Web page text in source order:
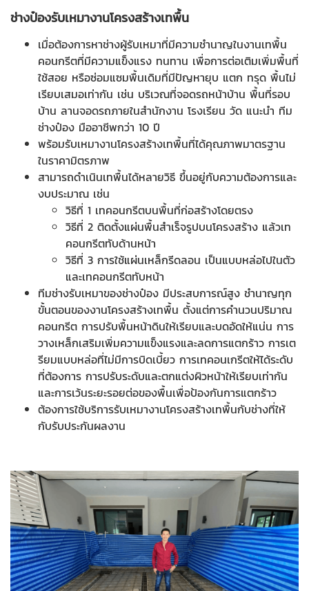
ช่างป๋องรับเหมางานโครงสร้างเทพื้น
เมื่อต้องการหาช่างผู้รับเหมาที่มีความชำนาญในงานเทพื้น
คอนกรีตที่มีความแข็งแรง ทนทาน เพื่อการต่อเติมเพิ่มพื้นที่
ใช้สอย หรือซ่อมแซมพื้นเดิมที่มีปัญหายุบ แตก ทรุด พื้นไม่
เรียบเสมอเท่ากัน เช่น บริเวณที่จอดรถหน้าบ้าน พื้นที่รอบ
บ้าน ลานจอดรถภายในสำนักงาน โรงเรียน วัด แนะนำ ทีม
ช่างป๋อง มืออาชีพกว่า 10 ปี
พร้อมรับเหมางานโครงสร้างเทพื้นที่ได้คุณภาพมาตรฐาน
ในราคามิตรภาพ
สามารถดำเนินเทพื้นได้หลายวิธี ขึ้นอยู่กับความต้องการและ
งบประมาณ เช่น
วิธีที่ 1 เทคอนกรีตบนพื้นที่ก่อสร้างโดยตรง
วิธีที่ 2 ติดตั้งแผ่นพื้นสำเร็จรูปบนโครงสร้าง แล้วเท
คอนกรีตทับด้านหน้า
วิธีที่ 3 การใช้แผ่นเหล็กรีดลอน เป็นแบบหล่อไปในตัว
และเทคอนกรีตทับหน้า
ทีมช่างรับเหมาของช่างป๋อง มีประสบการณ์สูง ชำนาญทุก
ขั้นตอนของงานโครงสร้างเทพื้น ตั้งแต่การคำนวนปริมาณ
คอนกรีต การปรับพื้นหน้าดินให้เรียบและบดอัดให้แน่น การ
วางเหล็กเสริมเพิ่มความแข็งแรงและลดการแตกร้าว การเต
รียมแบบหล่อที่ไม่มีการบิดเบี้ยว การเทคอนเกรีตให้ได้ระดับ
ที่ต้องการ การปรับระดับและตกแต่งผิวหน้าให้เรียบเท่ากัน
และการเว้นระยะรอยต่อของพื้นเพื่อป้องกันการแตกร้าว
ต้องการใช้บริการรับเหมางานโครงสร้างเทพื้นกับช่างที่ให้
กับรับประกันผลงาน